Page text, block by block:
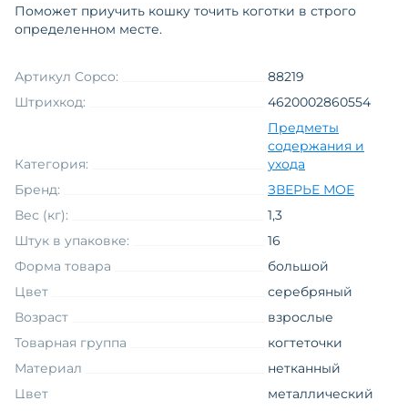
Поможет приучить кошку точить коготки в строго
определенном месте.
Артикул Copco:
88219
Штрихкод:
4620002860554
Категория:
Предметы
содержания и
ухода
Бренд:
ЗВЕРЬЕ МОЕ
Вес (кг):
1,3
Штук в упаковке:
16
Форма товара
большой
Цвет
серебряный
Возраст
взрослые
Товарная группа
когтеточки
Материал
нетканный
Цвет
металлический